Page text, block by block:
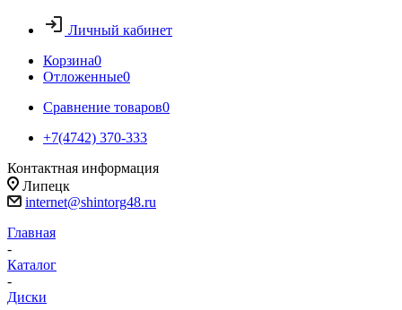
Личный кабинет
Корзина0
Отложенные0
Сравнение товаров0
+7(4742) 370-333
Контактная информация
Липецк
internet@shintorg48.ru
Главная
-
Каталог
-
Диски